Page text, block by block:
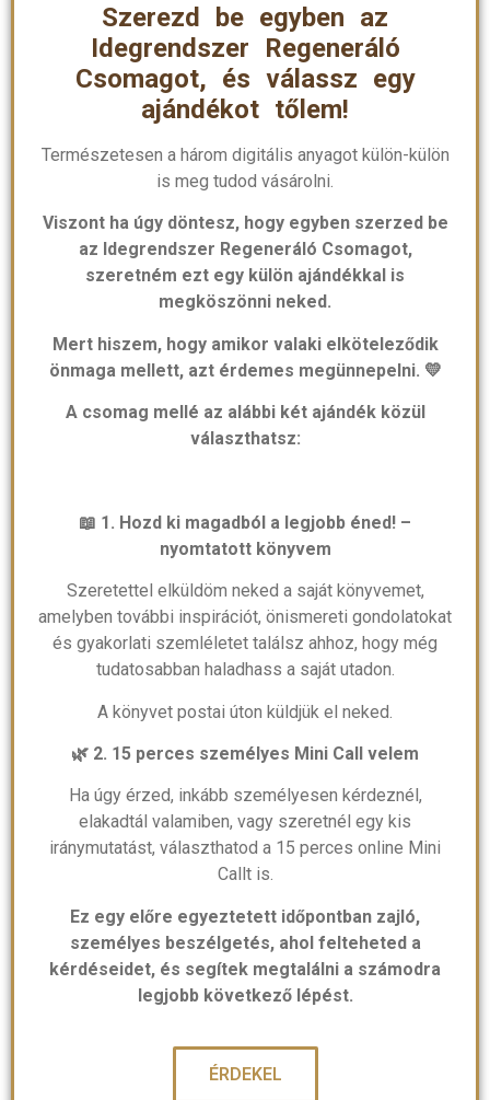
Szerezd be egyben az
Idegrendszer Regeneráló
Csomagot, és válassz egy
ajándékot tőlem!
Természetesen a három digitális anyagot külön-külön
is meg tudod vásárolni.
Viszont ha úgy döntesz, hogy egyben szerzed be
az Idegrendszer Regeneráló Csomagot,
szeretném ezt egy külön ajándékkal is
megköszönni neked.
Mert hiszem, hogy amikor valaki elköteleződik
önmaga mellett, azt érdemes megünnepelni. 💛
A csomag mellé az alábbi két ajándék közül
választhatsz:
📖 1. Hozd ki magadból a legjobb éned! –
nyomtatott könyvem
Szeretettel elküldöm neked a saját könyvemet,
amelyben további inspirációt, önismereti gondolatokat
és gyakorlati szemléletet találsz ahhoz, hogy még
tudatosabban haladhass a saját utadon.
A könyvet postai úton küldjük el neked.
🌿 2. 15 perces személyes Mini Call velem
Ha úgy érzed, inkább személyesen kérdeznél,
elakadtál valamiben, vagy szeretnél egy kis
iránymutatást, választhatod a 15 perces online Mini
Callt is.
Ez egy előre egyeztetett időpontban zajló,
személyes beszélgetés, ahol felteheted a
kérdéseidet, és segítek megtalálni a számodra
legjobb következő lépést.
ÉRDEKEL